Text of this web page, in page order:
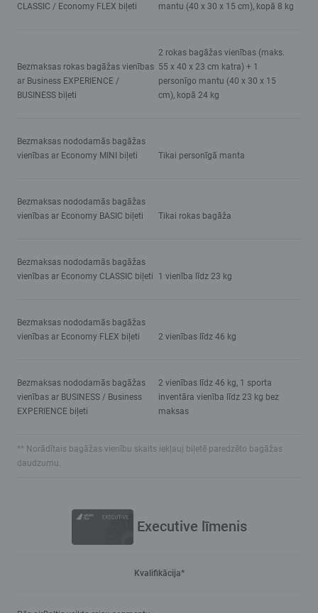
CLASSIC / Economy FLEX biļeti
mantu (40 x 30 x 15 cm), kopā 8 kg
Bezmaksas rokas bagāžas vienības
ar Business EXPERIENCE /
BUSINESS biļeti
2 rokas bagāžas vienības (maks.
55 x 40 x 23 cm katra) + 1
personīgo mantu (40 x 30 x 15
cm), kopā 24 kg
Bezmaksas nododamās bagāžas
vienības ar Economy MINI biļeti
Tikai personīgā manta
Bezmaksas nododamās bagāžas
vienības ar Economy BASIC biļeti
Tikai rokas bagāža
Bezmaksas nododamās bagāžas
vienības ar Economy CLASSIC biļeti
1 vienība līdz 23 kg
Bezmaksas nododamās bagāžas
vienības ar Economy FLEX biļeti
2 vienības līdz 46 kg
Bezmaksas nododamās bagāžas
vienības ar BUSINESS / Business
EXPERIENCE biļeti
2 vienības līdz 46 kg, 1 sporta
inventāra vienība līdz 23 kg bez
maksas
** Norādītais bagāžas vienību skaits iekļauj biļetē paredzēto bagāžas
daudzumu.
Executive līmenis
Kvalifikācija*